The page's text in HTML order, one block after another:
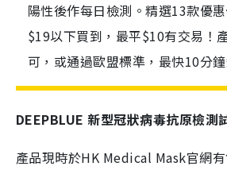
陽性後作每日檢測。精選13款優
$19以下買到，最平$10有交易！
可，或通過歐盟標準，最快10分鐘
DEEPBLUE 新型冠狀病毒抗原檢測
產品現時於HK Medical Mask官網